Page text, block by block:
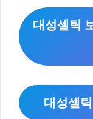
대성셀틱
대성셀